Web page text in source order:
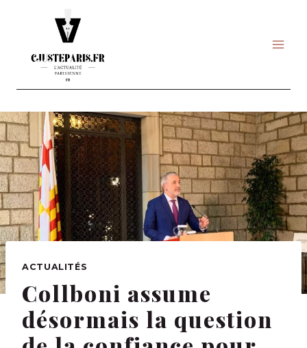
ACTUALITÉS
Collboni assume
désormais la question